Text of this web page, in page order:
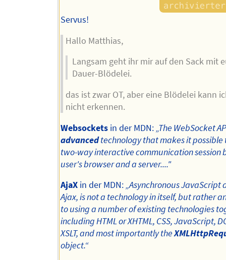
Servus!
Hallo Matthias,
Langsam geht ihr mir auf den Sack mit
Dauer-Blödelei.
das ist zwar OT, aber eine Blödelei kann
nicht erkennen.
Websocketsin der MDN:„The WebSocket
advancedtechnology that makes it possible
two-way interactive communication session
user's browser and a server...."
AjaXin der MDN:„Asynchronous JavaScript
Ajax, is not a technology in itself, but rather
to using a number of existing technologies
including HTML or XHTML, CSS, JavaScript,
XSLT, and most importantly the
object.“